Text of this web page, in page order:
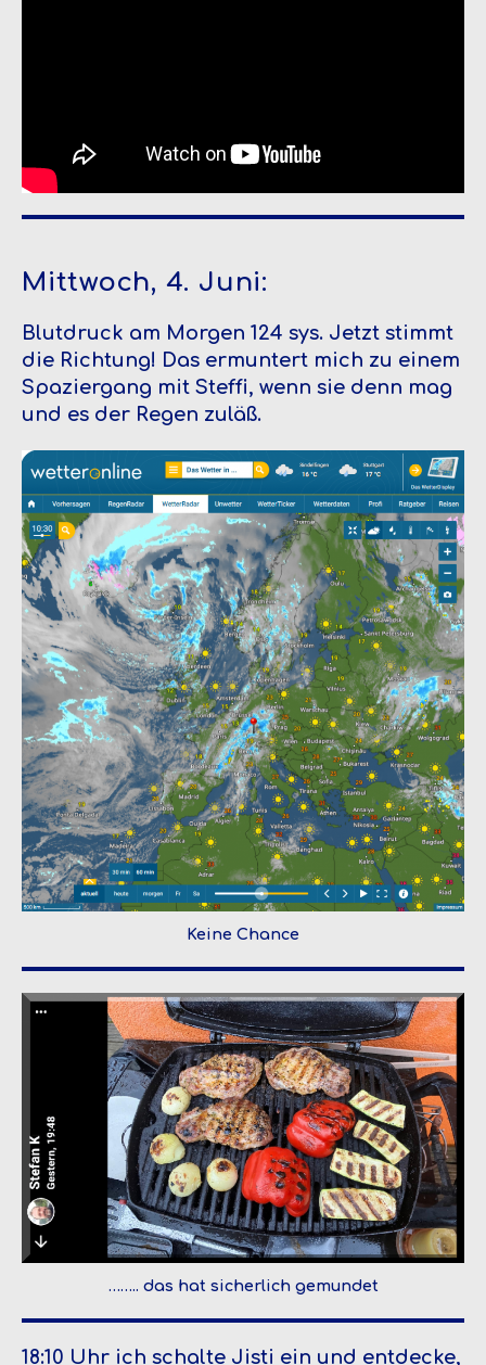
Mittwoch, 4. Juni:
Blutdruck am Morgen 124 sys. Jetzt stimmt
die Richtung! Das ermuntert mich zu einem
Spaziergang mit Steffi, wenn sie denn mag
und es der Regen zuläß.
Keine Chance
…….. das hat sicherlich gemundet
18:10 Uhr ich schalte Jisti ein und entdecke,